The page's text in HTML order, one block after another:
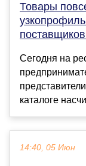
Товары
Сегодня на
каталоге
14:40, 05 Июн